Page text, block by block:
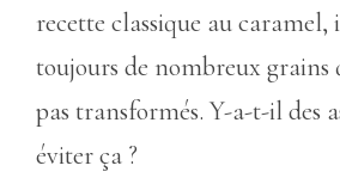
recette classique au caramel,
toujours de nombreux grains
pas transformés. Y-a-t-il des
éviter ça ?